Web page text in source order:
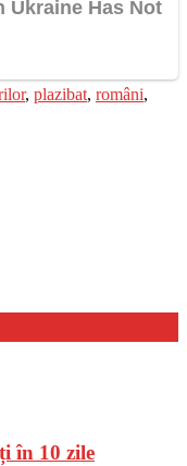
, plazibat, români,
în 10 zile